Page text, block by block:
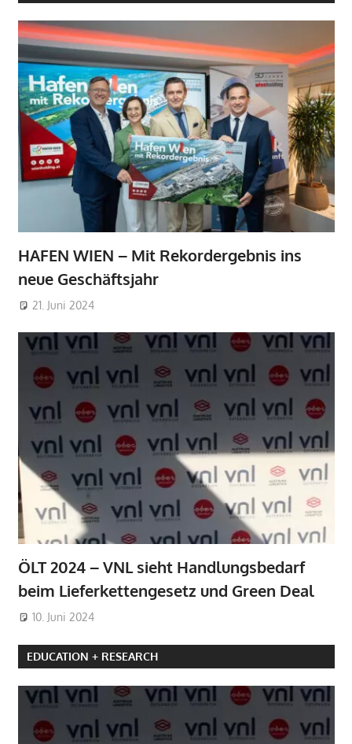
HAFEN WIEN – Mit Rekordergebnis ins
neue Geschäftsjahr
21. Juni 2024
ÖLT 2024 – VNL sieht Handlungsbedarf
beim Lieferkettengesetz und Green Deal
10. Juni 2024
EDUCATION + RESEARCH